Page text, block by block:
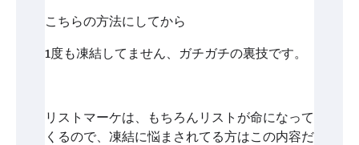
こちらの方法にしてから
1度も凍結してません、ガチガチの裏技です。
リストマーケは、もちろんリストが命になって
くるので、凍結に悩まされてる方はこの内容だ